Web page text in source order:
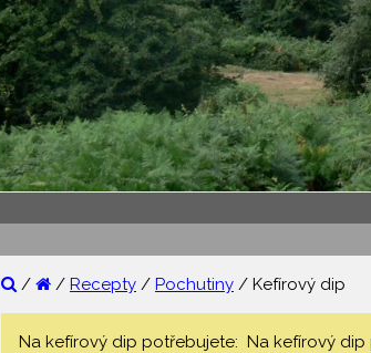
/ / Recepty / Pochutiny / Kefírový dip
Na kefírový dip potřebujete: Na kefírový dip